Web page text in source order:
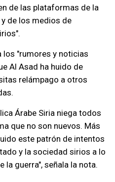
de las plataformas de la
y de los medios de
los "rumores y noticias
Al Asad ha huido de
relámpago a otros
Árabe Siria niega todos
que no son nuevos. Más
este patrón de intentos
y la sociedad sirios a lo
la guerra", señala la nota.